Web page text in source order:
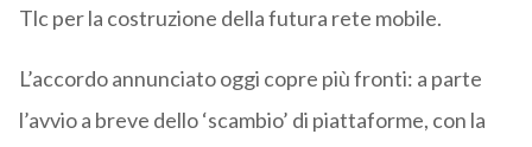
Tlc per la costruzione della futura rete mobile.
L’accordo annunciato oggi copre più fronti: a parte
l’avvio a breve dello ‘scambio’ di piattaforme, con la